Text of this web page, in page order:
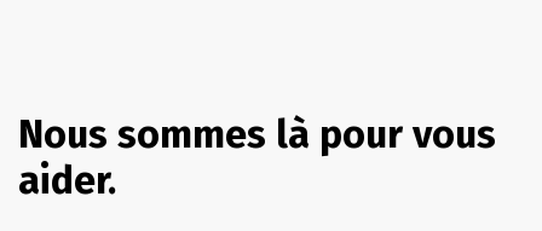
Nous sommes là pour vous
aider.